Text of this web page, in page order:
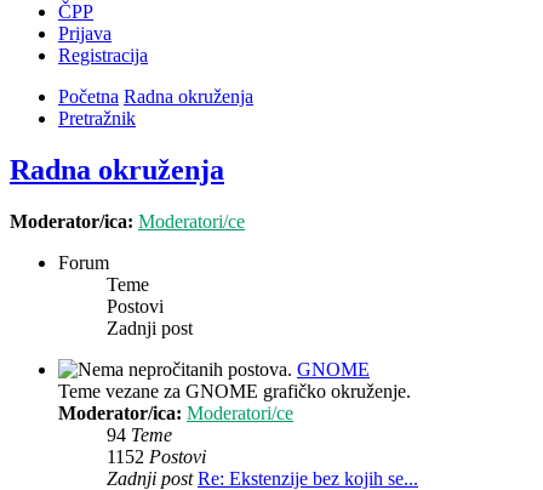
ČPP
Prijava
Registracija
Početna Radna okruženja
Pretražnik
Radna okruženja
Moderator/ica: Moderatori/ce
Forum
Teme
Postovi
Zadnji post
GNOME
Teme vezane za GNOME grafičko okruženje.
Moderator/ica: Moderatori/ce
94 Teme
1152 Postovi
Zadnji post Re: Ekstenzije bez kojih se...